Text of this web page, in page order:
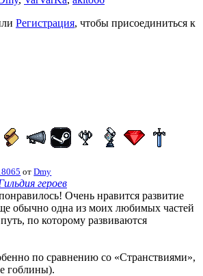
Регистрация, чтобы присоединиться к
отDmy
героев
Очень нравится развитие
обычно одна из моих любимых частей
по которому развиваются
по сравнению со «Странствиями»,
гоблины).